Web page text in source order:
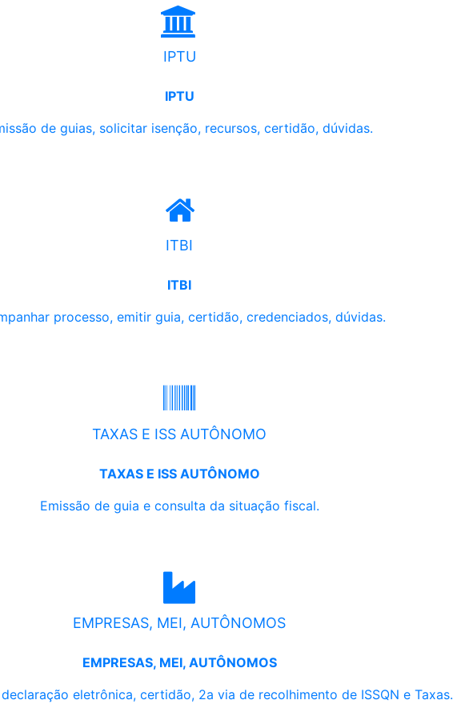
IPTU
IPTU
de guias, solicitar isenção, recursos, certidão, dúvidas.
ITBI
ITBI
processo, emitir guia, certidão, credenciados, dúvidas.
TAXAS E ISS AUTÔNOMO
TAXAS E ISS AUTÔNOMO
Emissão de guia e consulta da situação fiscal.
EMPRESAS, MEI, AUTÔNOMOS
EMPRESAS, MEI, AUTÔNOMOS
eletrônica, certidão, 2a via de recolhimento de ISSQN e Taxas.